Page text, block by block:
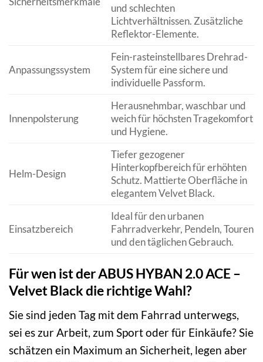
und schlechten
Lichtverhältnissen. Zusätzliche
Reflektor-Elemente.
Anpassungssystem
Fein-rasteinstellbares Drehrad-
System für eine sichere und
individuelle Passform.
Innenpolsterung
Herausnehmbar, waschbar und
weich für höchsten Tragekomfort
und Hygiene.
Helm-Design
Tiefer gezogener
Hinterkopfbereich für erhöhten
Schutz. Mattierte Oberfläche in
elegantem Velvet Black.
Einsatzbereich
Ideal für den urbanen
Fahrradverkehr, Pendeln, Touren
und den täglichen Gebrauch.
Für wen ist der ABUS HYBAN 2.0 ACE –
Velvet Black die richtige Wahl?
Sie sind jeden Tag mit dem Fahrrad unterwegs,
sei es zur Arbeit, zum Sport oder für Einkäufe? Sie
schätzen ein Maximum an Sicherheit, legen aber